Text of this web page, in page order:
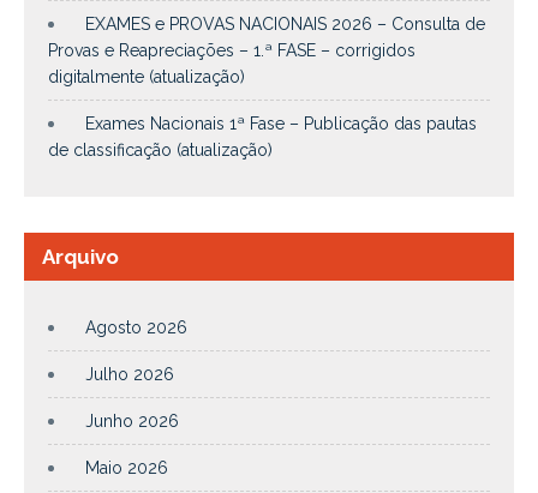
EXAMES e PROVAS NACIONAIS 2026 – Consulta de
Provas e Reapreciações – 1.ª FASE – corrigidos
digitalmente (atualização)
Exames Nacionais 1ª Fase – Publicação das pautas
de classificação (atualização)
Arquivo
Agosto 2026
Julho 2026
Junho 2026
Maio 2026